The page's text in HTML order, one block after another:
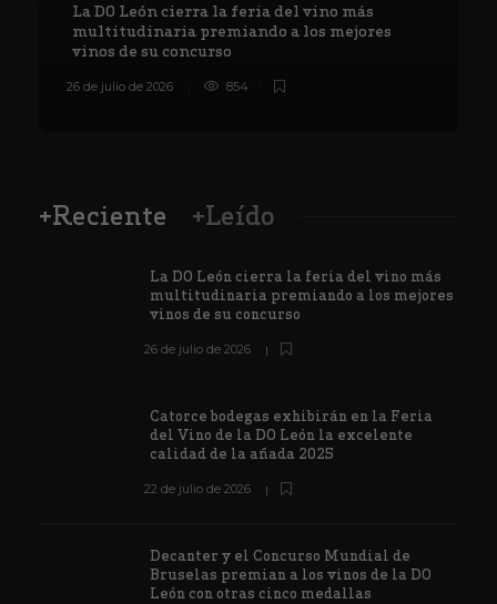
La DO León cierra la feria del vino más
multitudinaria premiando a los mejores
vinos de su concurso
26 de julio de 2026 854
+Reciente +Leído
La DO León cierra la feria del vino más
multitudinaria premiando a los mejores
vinos de su concurso
26 de julio de 2026
Catorce bodegas exhibirán en la Feria
del Vino de la DO León la excelente
calidad de la añada 2025
22 de julio de 2026
Decanter y el Concurso Mundial de
Bruselas premian a los vinos de la DO
León con otras cinco medallas